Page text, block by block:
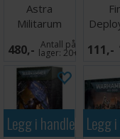
Astra
Militarum
Centaur RSV
480,- Antall på
lager: 20+ 111,-
Legg i handlekurven
Legg